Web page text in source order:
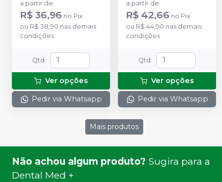
a partir de:
R$ 36,96 no Pix
ou R$ 38,90 nas demais
condições
Qtd :
Ver opções
Pedir via Whatsapp
a partir de:
R$ 42,66 no Pix
ou R$ 44,90 nas demais
condições
Qtd :
Ver opções
Pedir via Whatsapp
Mais produtos
Não achou algum produto? Sugira para a
Dental Med +